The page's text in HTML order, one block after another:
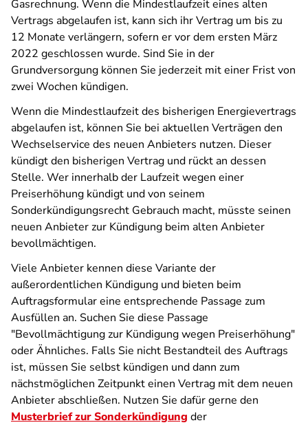
Gasrechnung. Wenn die Mindestlaufzeit eines alten
Vertrags abgelaufen ist, kann sich ihr Vertrag um bis zu
12 Monate verlängern, sofern er vor dem ersten März
2022 geschlossen wurde. Sind Sie in der
Grundversorgung können Sie jederzeit mit einer Frist von
zwei Wochen kündigen.
Wenn die Mindestlaufzeit des bisherigen Energievertrags
abgelaufen ist, können Sie bei aktuellen Verträgen den
Wechselservice des neuen Anbieters nutzen. Dieser
kündigt den bisherigen Vertrag und rückt an dessen
Stelle. Wer innerhalb der Laufzeit wegen einer
Preiserhöhung kündigt und von seinem
Sonderkündigungsrecht Gebrauch macht, müsste seinen
neuen Anbieter zur Kündigung beim alten Anbieter
bevollmächtigen.
Viele Anbieter kennen diese Variante der
außerordentlichen Kündigung und bieten beim
Auftragsformular eine entsprechende Passage zum
Ausfüllen an. Suchen Sie diese Passage
"Bevollmächtigung zur Kündigung wegen Preiserhöhung"
oder Ähnliches. Falls Sie nicht Bestandteil des Auftrags
ist, müssen Sie selbst kündigen und dann zum
nächstmöglichen Zeitpunkt einen Vertrag mit dem neuen
Anbieter abschließen. Nutzen Sie dafür gerne den
Musterbrief zur Sonderkündigung der